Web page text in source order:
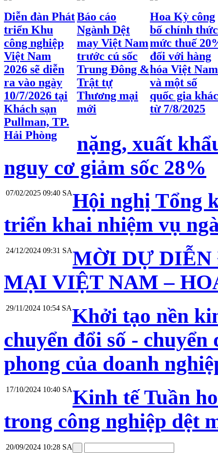
Diễn đàn Phát
triển Khu
công nghiệp
Việt Nam
2026 sẽ diễn
ra vào ngày
10/7/2026 tại
Khách sạn
Pullman, TP.
Hải Phòng
Báo cáo
Ngành Dệt
may Việt Nam
trước cú sốc
Trung Đông &
Trật tự
Thương mại
mới
Hoa Kỳ công
bố chính thức
mức thuế
đối với hàng
hóa Việt Nam
và một số
quốc gia khác
từ 7/8/2025
nặng, xuất
nguy cơ giảm sốc 28%
07/02/2025 09:40 SAHội nghị Tổng
triển khai nhiệm vụ
24/12/2024 09:31 SAMỜI DỰ DIỄN
MẠI VIỆT NAM –
29/11/2024 10:54 SAKhởi tạo nền
chuyển đổi số -
phong của doanh
17/10/2024 10:40 SAKinh tế Tuần
trong công nghiệp dệt
20/09/2024 10:28 SA